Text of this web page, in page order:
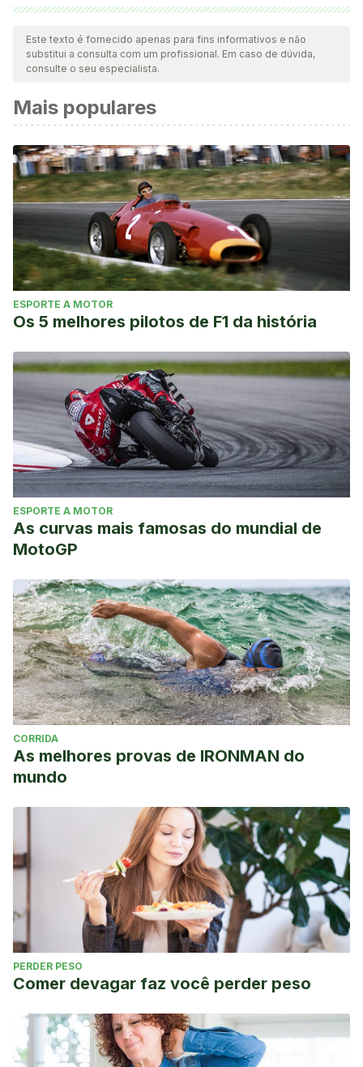
Todas as fontes citadas foram minuciosamente revisadas por
nossa equipe para garantir sua qualidade, confiabilidade,
atualidade e validade. A bibliografia deste artigo foi
cientificamente.
Alimentarius, C. (2013). Codex Alimentarius.Guidelines on
Nutrition Labeling (CAC/GL 2-1985 (rev 1-1993)
Este texto é fornecido apenas para fins informativos e não
substitui a consulta com um profissional. Em caso de dúvida,
consulte o seu especialista.
Mais populares
ESPORTE A MOTOR
Os 5 melhores pilotos de F1 da história
ESPORTE A MOTOR
As curvas mais famosas do mundial de
MotoGP
CORRIDA
As melhores provas de IRONMAN do
mundo
PERDER PESO
Comer devagar faz você perder peso